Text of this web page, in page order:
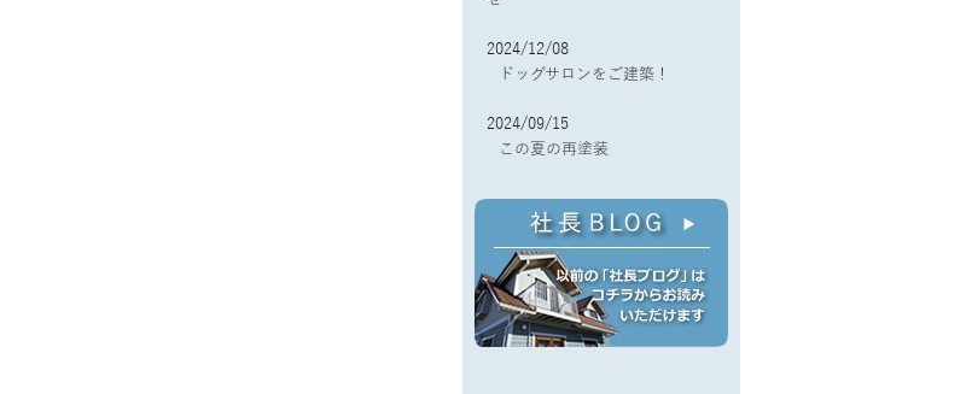
2024/12/08
ドッグサロンをご建築！
2024/09/15
この夏の再塗装